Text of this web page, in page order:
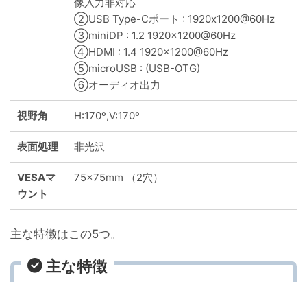
②USB Type-Cポート : 1920x1200@60Hz
③miniDP : 1.2 1920x1200@60Hz
④HDMI : 1.4 1920x1200@60Hz
⑤microUSB : (USB-OTG)
⑥オーディオ出力
視野角 H:170º,V:170º
表面処理 非光沢
VESAマ
ウント
75×75mm （2穴）
主な特徴はこの5つ。
主な特徴